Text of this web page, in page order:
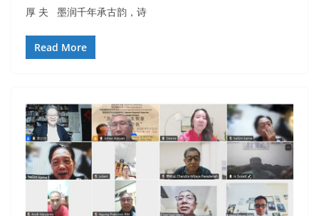
厚 夫 墨润千年承古韵，诗
Read More